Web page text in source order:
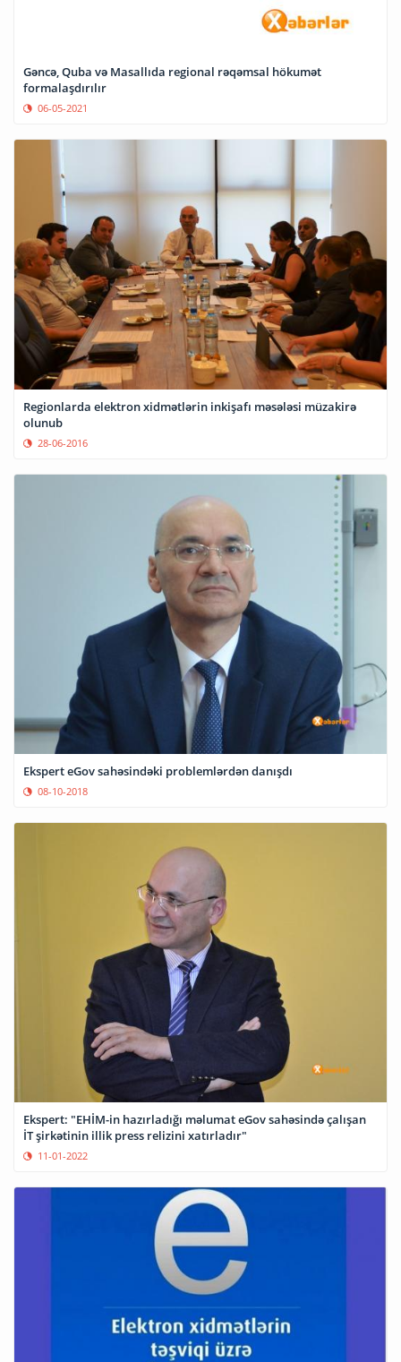
Gəncə, Quba və Masallıda regional rəqəmsal hökumət
formalaşdırılır
06-05-2021
Regionlarda elektron xidmətlərin inkişafı məsələsi müzakirə
olunub
28-06-2016
Ekspert eGov sahəsindəki problemlərdən danışdı
08-10-2018
Ekspert: "EHİM-in hazırladığı məlumat eGov sahəsində çalışan
İT şirkətinin illik press relizini xatırladır"
11-01-2022